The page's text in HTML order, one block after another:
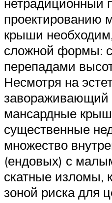
проектированию
крыши
сложной формы:
перепадами
Несмотря на
завораживающий
мансардные
существенные
множество
(ендовых) с
скатные изломы,
зоной риска для